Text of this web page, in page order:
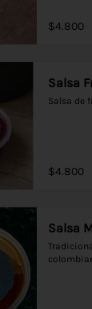
$4.800
Salsa
Salsa de
$4.800
Salsa